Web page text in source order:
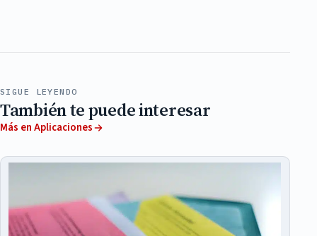
SIGUE LEYENDO
También te puede interesar
Más en Aplicaciones